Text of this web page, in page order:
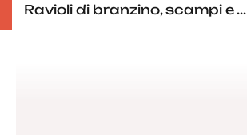
Ravioli di branzino, scampi e ...